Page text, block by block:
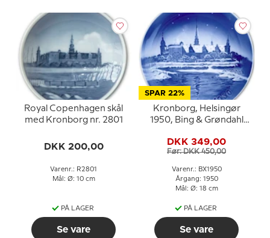
Royal Copenhagen skål
med Kronborg nr. 2801
DKK 200,00
Varenr.: R2801
Mål: Ø: 10 cm
PÅ LAGER
Se vare
SPAR 22%
Kronborg, Helsingør
1950, Bing & Grøndahl
DKK 349,00
Før: DKK 450,00
Varenr.: BX1950
Årgang: 1950
Mål: Ø: 18 cm
PÅ LAGER
Se vare